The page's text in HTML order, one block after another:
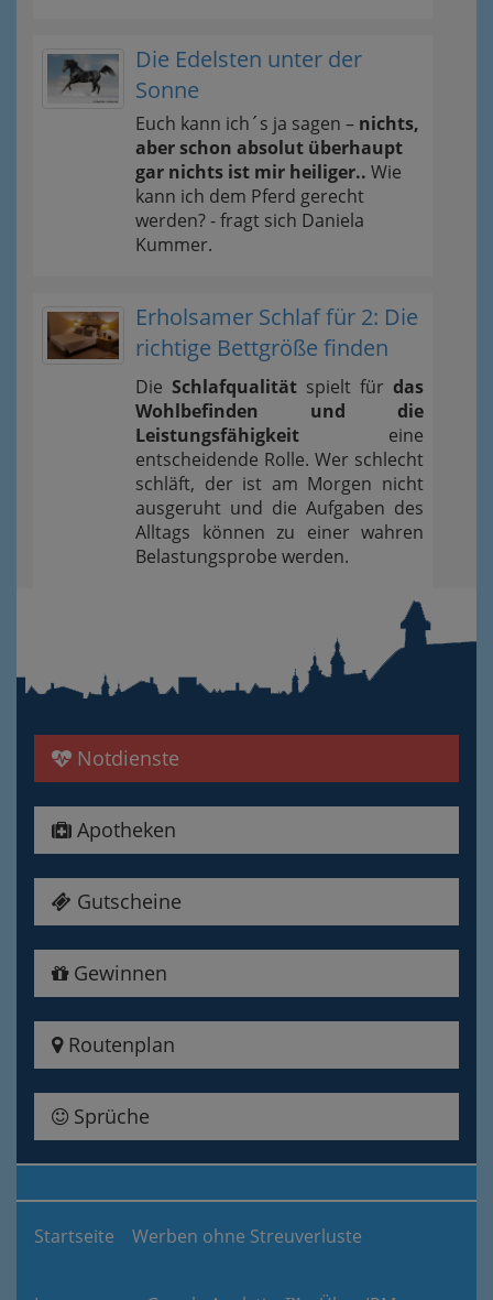
Die Edelsten unter der
Sonne
Euch kann ich´s ja sagen – nichts,
aber schon absolut überhaupt
gar nichts ist mir heiliger.. Wie
kann ich dem Pferd gerecht
werden? - fragt sich Daniela
Kummer.
Erholsamer Schlaf für 2: Die
richtige Bettgröße finden
Die Schlafqualität spielt für das
Wohlbefinden und die
Leistungsfähigkeit eine
entscheidende Rolle. Wer schlecht
schläft, der ist am Morgen nicht
ausgeruht und die Aufgaben des
Alltags können zu einer wahren
Belastungsprobe werden.
Notdienste
Apotheken
Gutscheine
Gewinnen
Routenplan
Sprüche
Startseite Werben ohne Streuverluste